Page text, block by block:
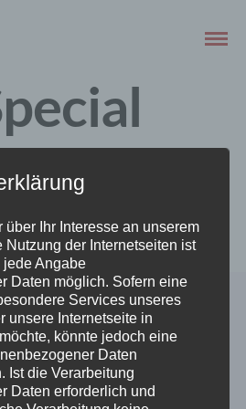
über Ihr Interesse an unserem
Nutzung der Internetseiten ist
Angabe
Daten möglich. Sofern eine
Services unseres
unsere Internetseite in
könnte jedoch eine
Daten
Ist die Verarbeitung
Daten erforderlich und